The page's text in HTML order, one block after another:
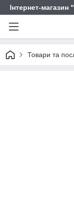
Інтернет-магазин
Товари та